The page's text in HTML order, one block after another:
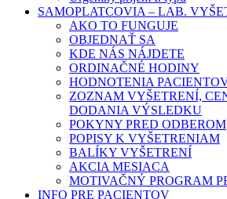
SAMOPLATCOVIA – LAB.
AKO TO FUNGUJE
OBJEDNAŤ SA
KDE NÁS NÁJDETE
ORDINAČNÉ HODINY
HODNOTENIA
ZOZNAM VYŠETRENÍ,
DODANIA VÝSLEDKU
POKYNY PRED ODBEROM
POPISY K VYŠETRENIAM
BALÍKY VYŠETRENÍ
AKCIA MESIACA
MOTIVAČNÝ PROGRAM
INFO PRE PACIENTOV